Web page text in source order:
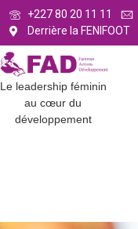
+227 80 20 11 11
Derrière la FENIFOOT
Le leadership féminin
au cœur du
développement